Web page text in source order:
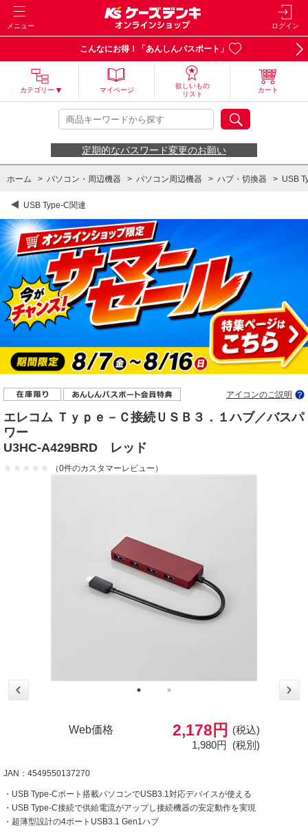
メニュー ログイン
こんなにお得！「あんしんパスポート」
カテゴリー マイページ
欲しいもの
リスト
カート
定期的なパスワード変更のお願い
ホーム > パソコン・周辺機器 > パソコン周辺機器 > ハブ・切換器 > USB
USB Type-C関連
アイコンのご説明
エレコム Ｔｙｐｅ－Ｃ接続ＵＳＢ３．１ハブ／バスパ
ワー
U3HC-A429BRD レッド
（0件のカスタマーレビュー）
Web価格 2,178円
(税込)
1,980円 (税別)
JAN：4549550137270
・USB Type-Cポート搭載パソコンでUSB3.1対応デバイスが使える
・USB Type-C接続で供給電流がアップし接続機器の安定動作を実現
・超薄型設計の4ポートUSB3.1 Gen1ハブ